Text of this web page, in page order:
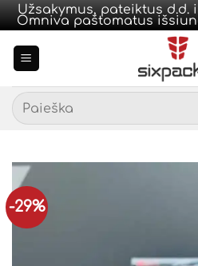
Užsakymus, pateiktus d.d.
Omniva paštomatus
Ieškoti:
-29%